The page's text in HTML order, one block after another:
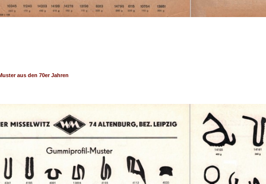
aus den 70er Jahren